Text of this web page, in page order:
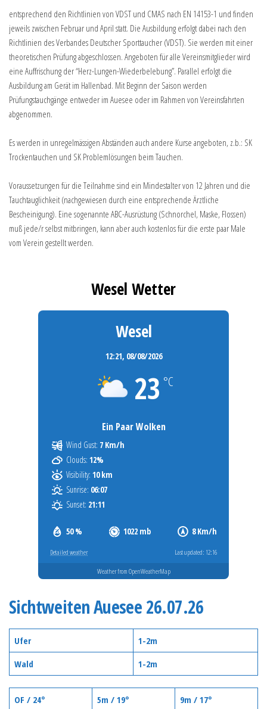
entsprechend den Richtlinien von VDST und CMAS nach EN 14153-1 und finden
jeweils zwischen Februar und April statt. Die Ausbildung erfolgt dabei nach den
Richtlinien des Verbandes Deutscher Sporttaucher (VDST). Sie werden mit einer
theoretischen Prüfung abgeschlossen. Angeboten für alle Vereinsmitglieder wird
eine Auffrischung der “Herz-Lungen-Wiederbelebung”. Parallel erfolgt die
Ausbildung am Gerät im Hallenbad. Mit Beginn der Saison werden
Prüfungstauchgänge entweder im Auesee oder im Rahmen von Vereinsfahrten
abgenommen.
Es werden in unregelmässigen Abständen auch andere Kurse angeboten, z.b.: SK
Trockentauchen und SK Problemlösungen beim Tauchen.
Voraussetzungen für die Teilnahme sind ein Mindestalter von 12 Jahren und die
Tauchtauglichkeit (nachgewiesen durch eine entsprechende Ärztliche
Bescheinigung). Eine sogenannte ABC-Ausrüstung (Schnorchel, Maske, Flossen)
muß jede/r selbst mitbringen, kann aber auch kostenlos für die erste paar Male
vom Verein gestellt werden.
Wesel Wetter
Wesel
12:21, 08/08/2026
23 °C
Ein Paar Wolken
50 % 1022 mb 8 Km/h
Wind Gust: 7 Km/h
Clouds: 12%
Visibility: 10 km
Sunrise: 06:07
Sunset: 21:11
Detailed weather Last updated: 12:16
Weather from OpenWeatherMap
Sichtweiten Auesee 26.07.26
Ufer
1-2m
Wald
1-2m
OF / 24° 5m / 19° 9m / 17°